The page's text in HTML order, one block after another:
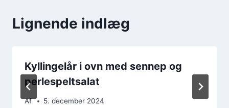
Lignende indlæg
Kyllingelår i ovn med sennep og
perlespeltsalat
Af 5. december 2024